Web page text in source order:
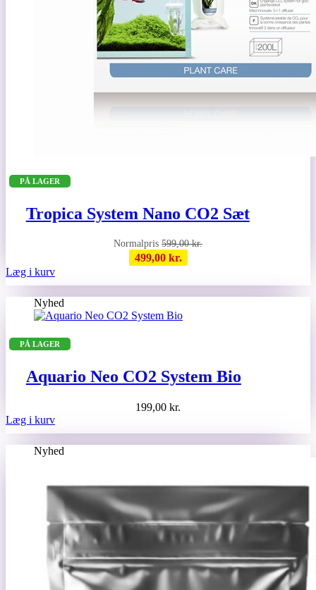
PÅ LAGER
Tropica System Nano CO2 Sæt
599,00kr.
499,00 kr.
Læg i kurv
Nyhed
PÅ LAGER
Aquario Neo CO2 System Bio
199,00 kr.
Læg i kurv
Nyhed